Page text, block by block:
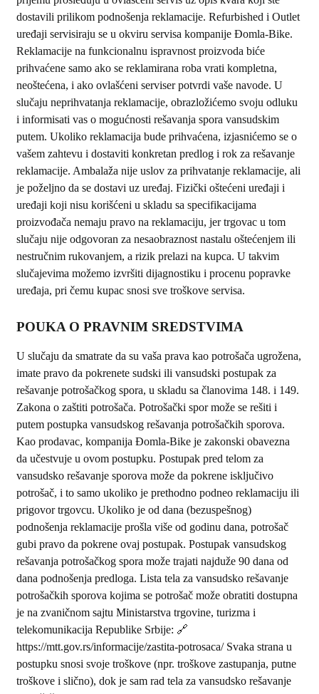
dostavili prilikom podnošenja reklamacije. Refurbished i Outlet
uređaji servisiraju se u okviru servisa kompanije Đomla-Bike.
Reklamacije na funkcionalnu ispravnost proizvoda biće
prihvaćene samo ako se reklamirana roba vrati kompletna,
neoštećena, i ako ovlašćeni serviser potvrdi vaše navode. U
slučaju neprihvatanja reklamacije, obrazložićemo svoju odluku
i informisati vas o mogućnosti rešavanja spora vansudskim
putem. Ukoliko reklamacija bude prihvaćena, izjasnićemo se o
vašem zahtevu i dostaviti konkretan predlog i rok za rešavanje
reklamacije. Ambalaža nije uslov za prihvatanje reklamacije, ali
je poželjno da se dostavi uz uređaj. Fizički oštećeni uređaji i
uređaji koji nisu korišćeni u skladu sa specifikacijama
proizvođača nemaju pravo na reklamaciju, jer trgovac u tom
slučaju nije odgovoran za nesaobraznost nastalu oštećenjem ili
nestručnim rukovanjem, a rizik prelazi na kupca. U takvim
slučajevima možemo izvršiti dijagnostiku i procenu popravke
uređaja, pri čemu kupac snosi sve troškove servisa.
POUKA O PRAVNIM SREDSTVIMA
U slučaju da smatrate da su vaša prava kao potrošača ugrožena,
imate pravo da pokrenete sudski ili vansudski postupak za
rešavanje potrošačkog spora, u skladu sa članovima 148. i 149.
Zakona o zaštiti potrošača. Potrošački spor može se rešiti i
putem postupka vansudskog rešavanja potrošačkih sporova.
Kao prodavac, kompanija Đomla-Bike je zakonski obavezna
da učestvuje u ovom postupku. Postupak pred telom za
vansudsko rešavanje sporova može da pokrene isključivo
potrošač, i to samo ukoliko je prethodno podneo reklamaciju ili
prigovor trgovcu. Ukoliko je od dana (bezuspešnog)
podnošenja reklamacije prošla više od godinu dana, potrošač
gubi pravo da pokrene ovaj postupak. Postupak vansudskog
rešavanja potrošačkog spora može trajati najduže 90 dana od
dana podnošenja predloga. Lista tela za vansudsko rešavanje
potrošačkih sporova kojima se potrošač može obratiti dostupna
je na zvaničnom sajtu Ministarstva trgovine, turizma i
telekomunikacija Republike Srbije: 🔗
https://mtt.gov.rs/informacije/zastita-potrosaca/ Svaka strana u
postupku snosi svoje troškove (npr. troškove zastupanja, putne
troškove i slično), dok je sam rad tela za vansudsko rešavanje